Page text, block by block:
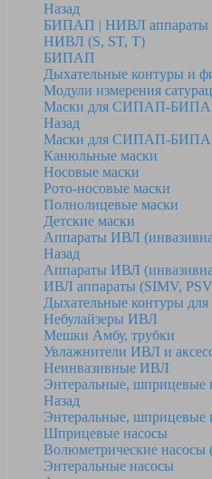
Назад
БИПАП | НИВЛ аппараты
НИВЛ (S, ST, T)
БИПАП
Дыхательные контуры и
Модули измерения
Маски для СИПАП-
Назад
Маски для СИПАП-
Канюльные маски
Носовые маски
Рото-носовые маски
Полнолицевые маски
Детские маски
Аппараты ИВЛ
Назад
Аппараты ИВЛ
ИВЛ аппараты (SIMV,
Дыхательные контуры
Небулайзеры ИВЛ
Мешки Амбу, трубки
Увлажнители ИВЛ и
Неинвазивные ИВЛ
Энтеральные, шприцевые
Назад
Энтеральные, шприцевые
Шприцевые насосы
Волюметрические насосы
Энтеральные насосы